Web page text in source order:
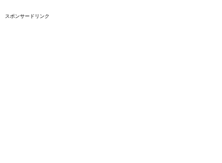
スポンサードリンク